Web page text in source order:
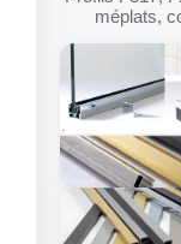
méplats,